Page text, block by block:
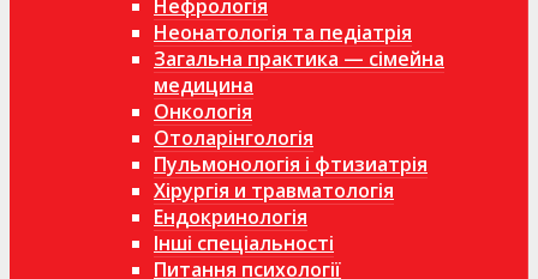
Нефрологія
Неонатологія та педіатрія
Загальна практика — сімейна
медицина
Онкологія
Отоларінгологія
Пульмонологія і фтизиатрія
Хірургія и травматологія
Ендокринологія
Інші спеціальності
Питання психології